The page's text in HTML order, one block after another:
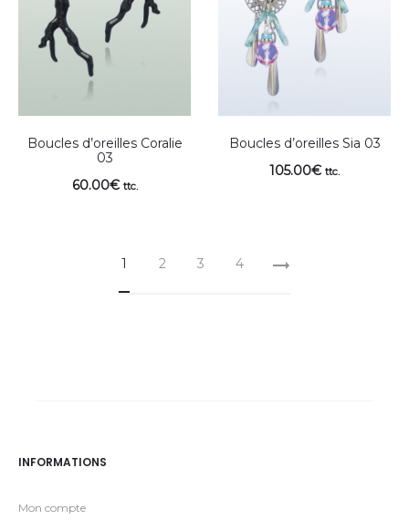
Boucles d’oreilles Coralie
03
60.00€ ttc.
Boucles d’oreilles Sia 03
105.00€ ttc.
1 2 3 4
INFORMATIONS
Mon compte